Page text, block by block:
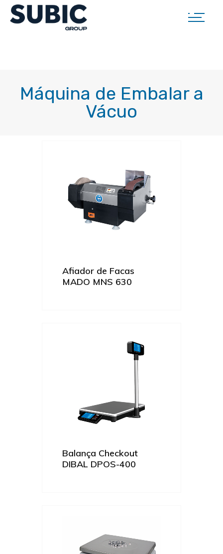
Máquina de Embalar a
Vácuo
Afiador de Facas
MADO MNS 630
Balança Checkout
DIBAL DPOS-400